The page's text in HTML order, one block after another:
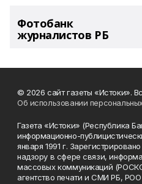
Фотобанк
журналистов РБ
© 2026 сайт газеты «Истоки».
Об использовании
Газета «Истоки» (Республика
информационно-
января 1991 г.
надзору в сфере связи,
массовых коммуникаций
агентство печати и СМИ РБ,